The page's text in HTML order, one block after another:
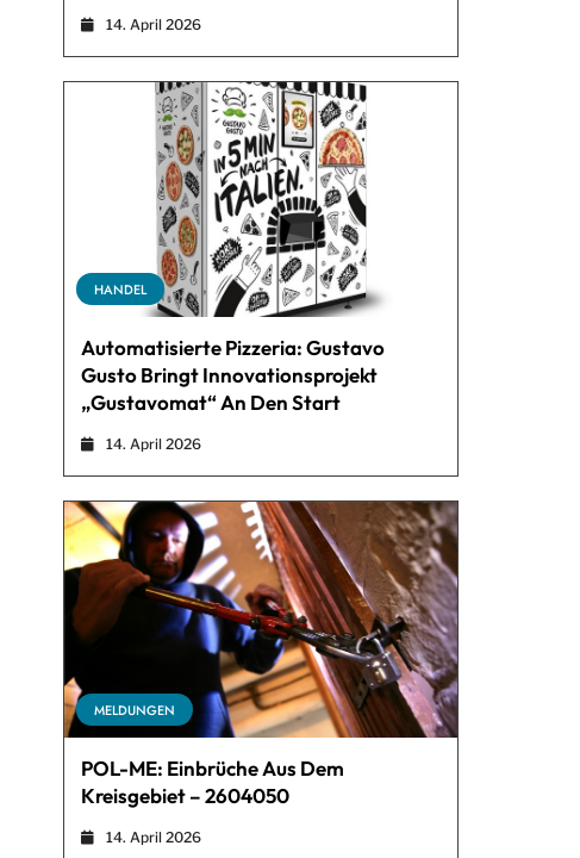
14. April 2026
HANDEL
Automatisierte Pizzeria: Gustavo
Gusto Bringt Innovationsprojekt
„Gustavomat“ An Den Start
14. April 2026
MELDUNGEN
POL-ME: Einbrüche Aus Dem
Kreisgebiet – 2604050
14. April 2026